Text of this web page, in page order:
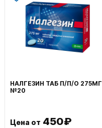
НАЛГЕЗИН ТАБ П/П/О 275МГ
№20
Цена от 450₽